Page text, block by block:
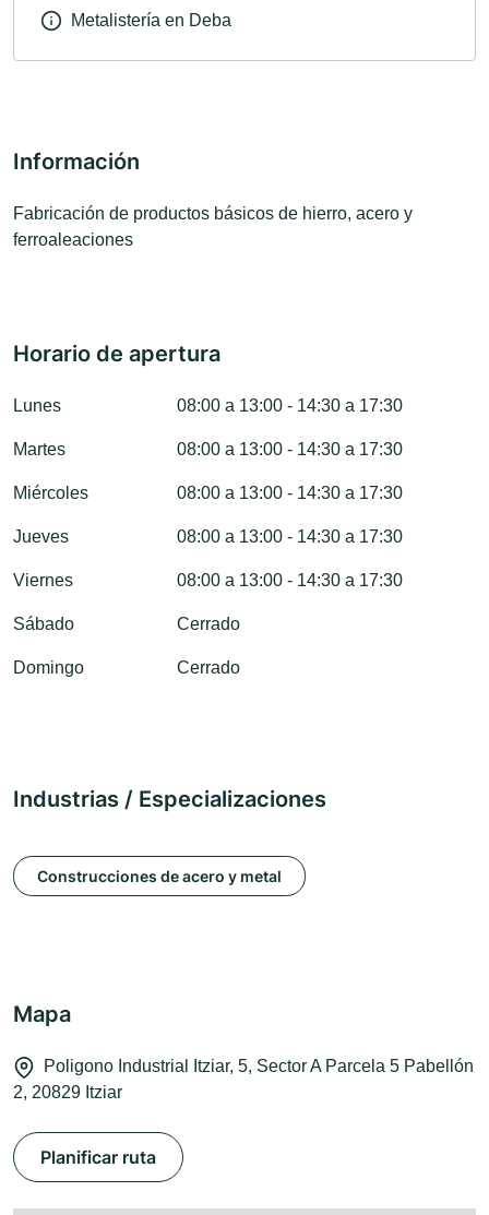
Metalistería en Deba
Información
Fabricación de productos básicos de hierro, acero y
ferroaleaciones
Horario de apertura
Lunes 08:00 a 13:00 - 14:30 a 17:30
Martes 08:00 a 13:00 - 14:30 a 17:30
Miércoles 08:00 a 13:00 - 14:30 a 17:30
Jueves 08:00 a 13:00 - 14:30 a 17:30
Viernes 08:00 a 13:00 - 14:30 a 17:30
Sábado Cerrado
Domingo Cerrado
Industrias / Especializaciones
Construcciones de acero y metal
Mapa
Poligono Industrial Itziar, 5, Sector A Parcela 5 Pabellón
2, 20829 Itziar
Planificar ruta